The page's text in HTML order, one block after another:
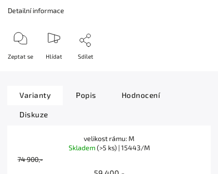
Detailní informace
Zeptat se Hlídat Sdílet
Varianty Popis Hodnocení
Diskuze
velikost rámu: M
Skladem(>5 ks)| 15443/M
74 900,-